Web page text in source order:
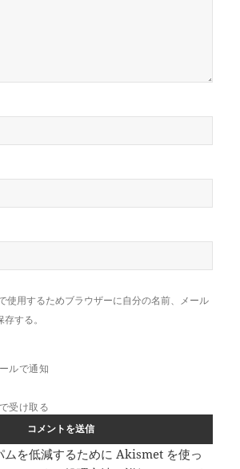
使用するためブラウザーに自分の名前、メール
する。
ルで通知
受け取る
ムを低減するために Akismet を使っ